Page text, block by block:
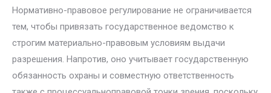
Нормативно-правовое регулирование не ограничивается
тем, чтобы привязать государственное ведомство к
строгим материально-правовым условиям выдачи
разрешения. Напротив, оно учитывает государственную
обязанность охраны и совместную ответственность